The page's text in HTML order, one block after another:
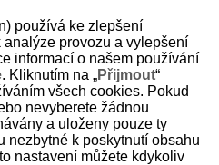
používá ke zlepšení
provozu a vylepšení
informací o našem používání
. Kliknutím na „Přijmout“
všech cookies. Pokud
nevyberete žádnou
a uloženy pouze ty
nezbytné k poskytnutí obsahu
nastavení můžete kdykoliv